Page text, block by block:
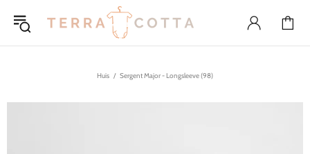
Huis Sergent Major - Longsleeve (98)